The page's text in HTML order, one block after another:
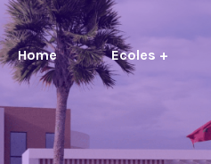
Home Ecoles +